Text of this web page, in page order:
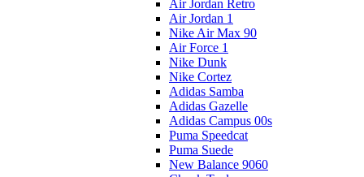
Air Jordan Retro
Air Jordan 1
Nike Air Max 90
Air Force 1
Nike Dunk
Nike Cortez
Adidas Samba
Adidas Gazelle
Adidas Campus 00s
Puma Speedcat
Puma Suede
New Balance 9060